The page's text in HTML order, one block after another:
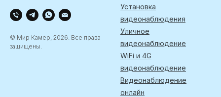
© Мир Камер, 2026. Все права
защищены.
Установка
видеонаблюдения
Уличное
видеонаблюдение
WiFi и 4G
видеонаблюдение
Видеонаблюдение
онлайн